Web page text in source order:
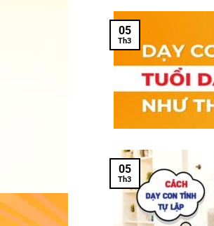
05
Th3
05
Th3